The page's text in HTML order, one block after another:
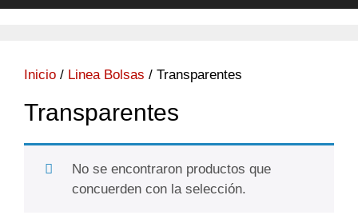
Inicio / Linea Bolsas / Transparentes
Transparentes
No se encontraron productos que
concuerden con la selección.